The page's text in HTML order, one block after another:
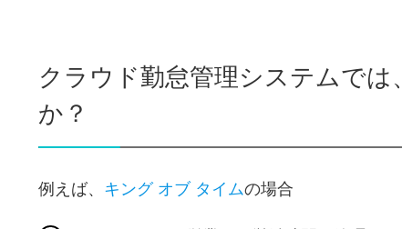
クラウド勤怠管理システムで
か？
例えば、 キング オブ タイムの場合